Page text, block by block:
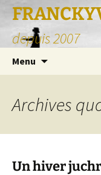
depuis 2007
Menu
Archives
Un hiver